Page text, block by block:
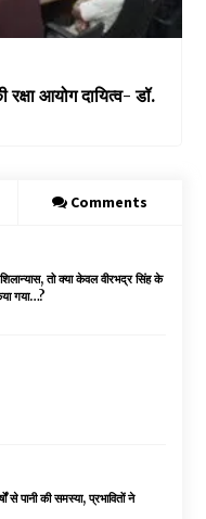
आयोग दायित्व- डॉ.
Comments
तो क्या केवल वीरभद्र सिंह के
गया…?
से पानी की समस्या, प्रभावितों ने